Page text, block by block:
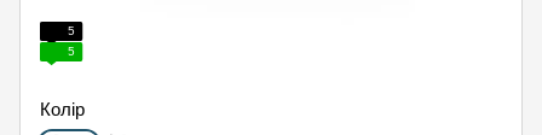
5
5
Колір